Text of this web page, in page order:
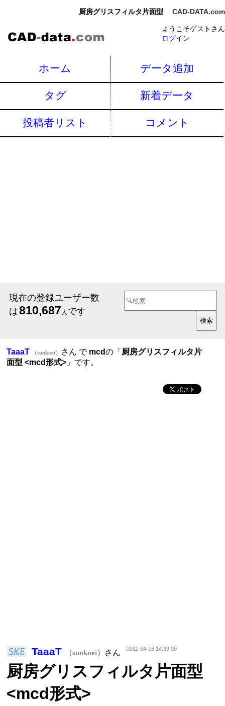
厨房グリスフィルタ片面型 CAD-DATA.com
ようこそゲストさん
ログイン
ホーム データ追加
タグ 新着データ
投稿者リスト コメント
現在の登録ユーザー数
は810,687 人 です
TaaaT （sunkoei） さん で mcdの「 厨房グリスフィルタ片
面型 <mcd形式> 」です。
TaaaT （sunkoei） さん 2011-04-18 14:39:09
厨房グリスフィルタ片面型
<mcd形式>